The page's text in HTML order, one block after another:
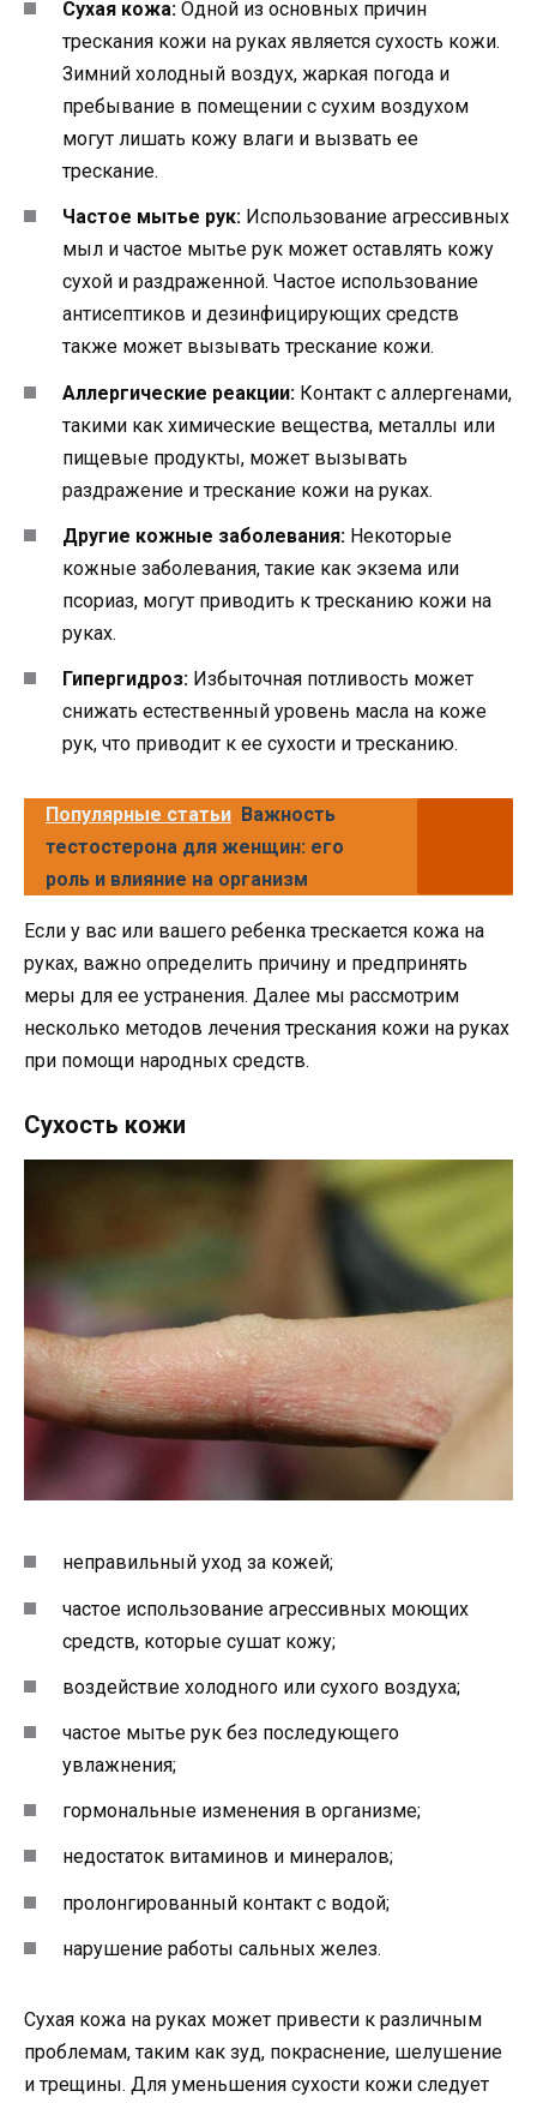
Сухая кожа: Одной из основных причин
трескания кожи на руках является сухость кожи.
Зимний холодный воздух, жаркая погода и
пребывание в помещении с сухим воздухом
могут лишать кожу влаги и вызвать ее
трескание.
Частое мытье рук: Использование агрессивных
мыл и частое мытье рук может оставлять кожу
сухой и раздраженной. Частое использование
антисептиков и дезинфицирующих средств
также может вызывать трескание кожи.
Аллергические реакции: Контакт с аллергенами,
такими как химические вещества, металлы или
пищевые продукты, может вызывать
раздражение и трескание кожи на руках.
Другие кожные заболевания: Некоторые
кожные заболевания, такие как экзема или
псориаз, могут приводить к тресканию кожи на
руках.
Гипергидроз: Избыточная потливость может
снижать естественный уровень масла на коже
рук, что приводит к ее сухости и тресканию.
Популярные статьи Важность
тестостерона для женщин: его
роль и влияние на организм
Если у вас или вашего ребенка трескается кожа на
руках, важно определить причину и предпринять
меры для ее устранения. Далее мы рассмотрим
несколько методов лечения трескания кожи на руках
при помощи народных средств.
Сухость кожи
неправильный уход за кожей;
частое использование агрессивных моющих
средств, которые сушат кожу;
воздействие холодного или сухого воздуха;
частое мытье рук без последующего
увлажнения;
гормональные изменения в организме;
недостаток витаминов и минералов;
пролонгированный контакт с водой;
нарушение работы сальных желез.
Сухая кожа на руках может привести к различным
проблемам, таким как зуд, покраснение, шелушение
и трещины. Для уменьшения сухости кожи следует